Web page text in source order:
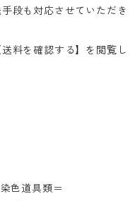
段も対応させていただき
料を確認する】を閲覧し
色道具類＝